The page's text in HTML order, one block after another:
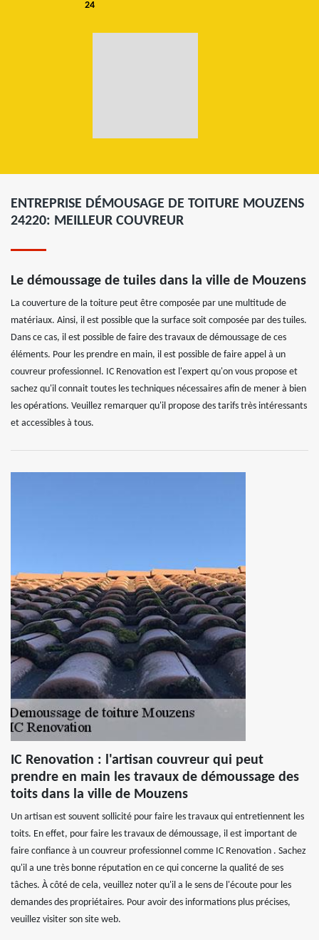
24
ENTREPRISE DÉMOUSAGE DE TOITURE MOUZENS
24220: MEILLEUR COUVREUR
Le démoussage de tuiles dans la ville de Mouzens
La couverture de la toiture peut être composée par une multitude de
matériaux. Ainsi, il est possible que la surface soit composée par des tuiles.
Dans ce cas, il est possible de faire des travaux de démoussage de ces
éléments. Pour les prendre en main, il est possible de faire appel à un
couvreur professionnel. IC Renovation est l'expert qu'on vous propose et
sachez qu'il connait toutes les techniques nécessaires afin de mener à bien
les opérations. Veuillez remarquer qu'il propose des tarifs très intéressants
et accessibles à tous.
IC Renovation : l'artisan couvreur qui peut
prendre en main les travaux de démoussage des
toits dans la ville de Mouzens
Un artisan est souvent sollicité pour faire les travaux qui entretiennent les
toits. En effet, pour faire les travaux de démoussage, il est important de
faire confiance à un couvreur professionnel comme IC Renovation . Sachez
qu'il a une très bonne réputation en ce qui concerne la qualité de ses
tâches. À côté de cela, veuillez noter qu'il a le sens de l'écoute pour les
demandes des propriétaires. Pour avoir des informations plus précises,
veuillez visiter son site web.